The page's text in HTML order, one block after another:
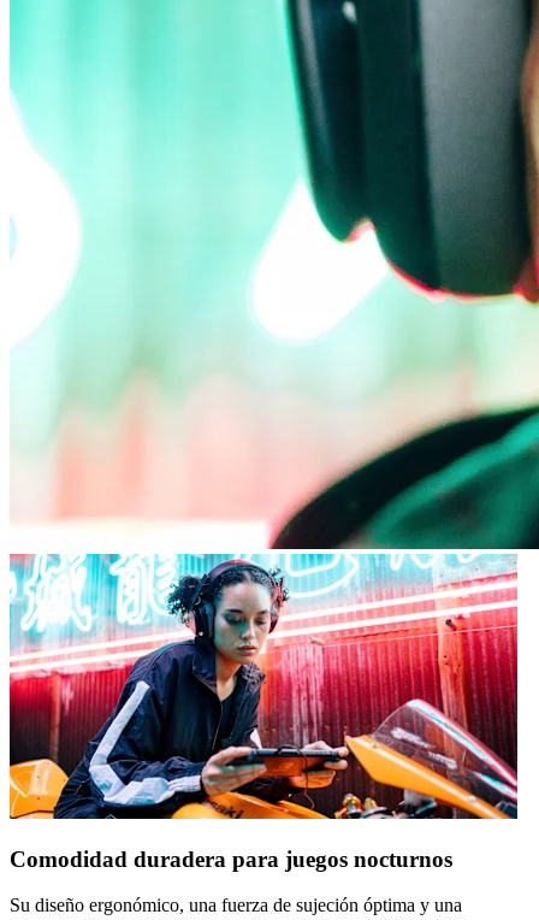
Comodidad duradera para juegos nocturnos
Su diseño ergonómico, una fuerza de sujeción óptima y una